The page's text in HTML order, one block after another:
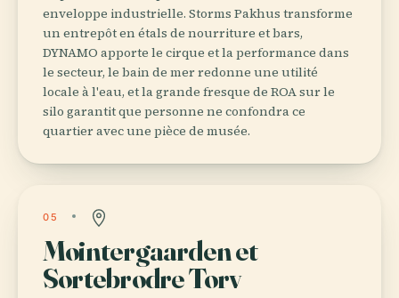
enveloppe industrielle. Storms Pakhus transforme
un entrepôt en étals de nourriture et bars,
DYNAMO apporte le cirque et la performance dans
le secteur, le bain de mer redonne une utilité
locale à l'eau, et la grande fresque de ROA sur le
silo garantit que personne ne confondra ce
quartier avec une pièce de musée.
05
Mointergaarden et
Sortebrodre Torv